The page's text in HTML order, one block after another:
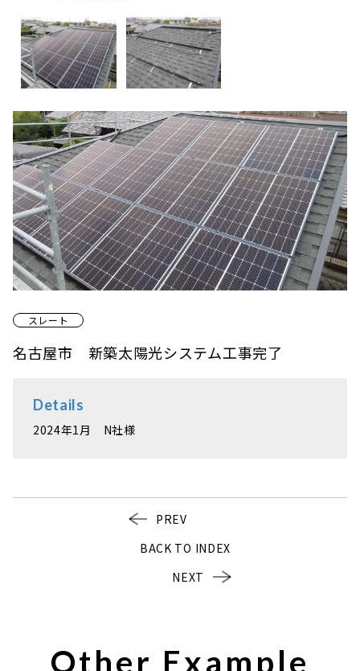
スレート
名古屋市 新築太陽光システム工事完了
Details
2024年1月 N社様
PREV
BACK TO INDEX
NEXT
Other Example